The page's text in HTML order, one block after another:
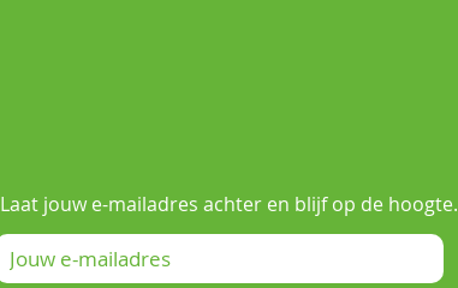
Laat jouw e-mailadres achter en blijf op de hoogte.